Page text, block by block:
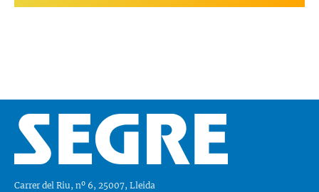
Carrer del Riu, nº 6, 25007, Lleida